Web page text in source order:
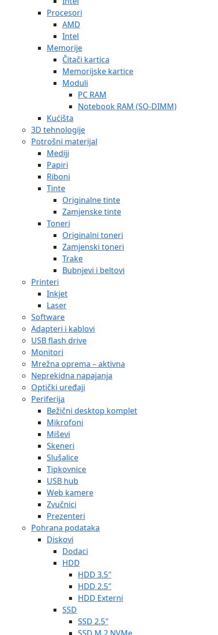
Procesori
AMD
Intel
Memorije
Čitači kartica
Memorijske kartice
Moduli
PC RAM
Notebook RAM (SO-DIMM)
Kućišta
3D tehnologije
Potrošni materijal
Mediji
Papiri
Riboni
Tinte
Originalne tinte
Zamjenske tinte
Toneri
Originalni toneri
Zamjenski toneri
Trake
Bubnjevi i beltovi
Printeri
Inkjet
Laser
Software
Adapteri i kablovi
USB flash drive
Monitori
Mrežna oprema – aktivna
Neprekidna napajanja
Optički uređaji
Periferija
Bežični desktop komplet
Mikrofoni
Miševi
Skeneri
Slušalice
Tipkovnice
USB hub
Web kamere
Zvučnici
Prezenteri
Pohrana podataka
Diskovi
Dodaci
HDD
HDD 3.5″
HDD 2.5″
HDD Externi
SSD
SSD 2.5″